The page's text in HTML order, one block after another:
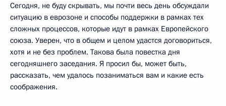
Сегодня, не буду скрывать, мы почти весь день обсуждали
ситуацию в еврозоне и способы поддержки в рамках тех
сложных процессов, которые идут в рамках Европейского
союза. Уверен, что в общем и целом удастся договориться,
хотя и не без проблем. Такова была повестка дня
сегодняшнего заседания. Я просил бы, может быть,
рассказать, чем удалось позаниматься вам и какие есть
соображения.